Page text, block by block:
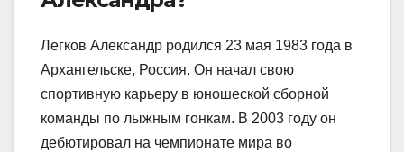
Легков Александр родился 23 мая 1983 года в
Архангельске, Россия. Он начал свою
спортивную карьеру в юношеской сборной
команды по лыжным гонкам. В 2003 году он
дебютировал на чемпионате мира во